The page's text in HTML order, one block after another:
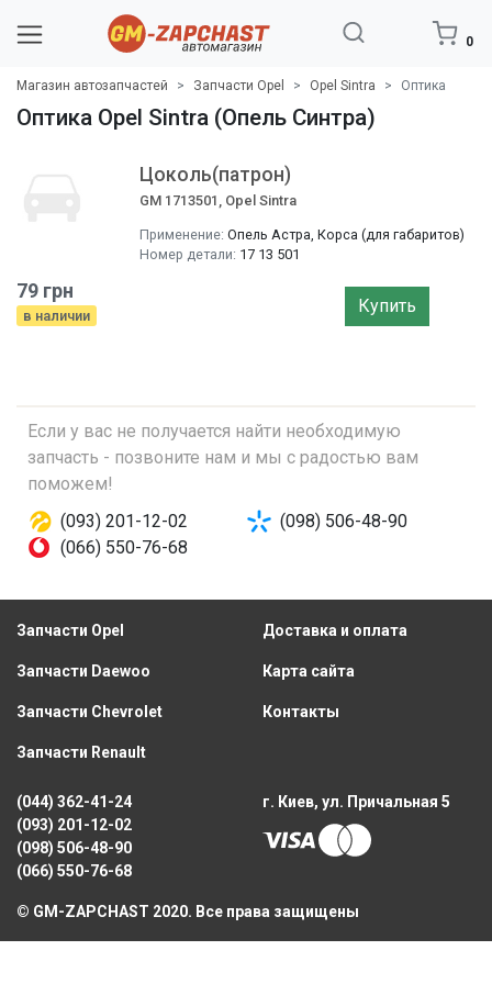
0
Магазин автозапчастей Запчасти Opel Opel Sintra Оптика
Оптика Opel Sintra (Опель Синтра)
Цоколь(патрон)
GM 1713501, Opel Sintra
Применение: Опель Астра, Корса (для габаритов)
Номер детали: 17 13 501
79 грн
в наличии Купить
Если у вас не получается найти необходимую
запчасть - позвоните нам и мы с радостью вам
поможем!
(093) 201-12-02
(098) 506-48-90
(066) 550-76-68
Запчасти Opel
Запчасти Daewoo
Запчасти Chevrolet
Запчасти Renault
Доставка и оплата
Карта сайта
Контакты
(044) 362-41-24
(093) 201-12-02
(098) 506-48-90
(066) 550-76-68
г. Киев, ул. Причальная 5
© GM-ZAPCHAST 2020. Все права защищены